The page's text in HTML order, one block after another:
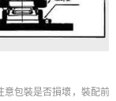
包裝是否損壞，裝配前